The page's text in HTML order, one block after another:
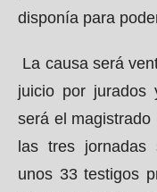
disponía para
La causa será
juicio por
será el magistrado
las tres
unos 33 testigos